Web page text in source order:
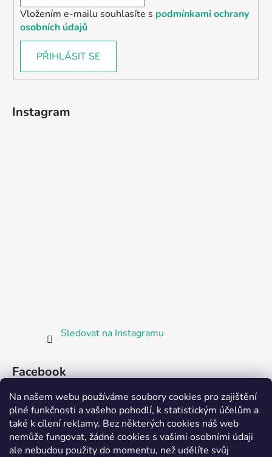
Na našem webu používáme soubory cookies pro zajištění
plné funkčnosti a vašeho pohodlí, k statistickým účelům a
také k cílení reklamy. Bez některých cookies náš web
nemůže fungovat, žádné cookies s vašimi osobními údaji
ale nebudou použity do momentu, než udělíte svůj
Vložením e-mailu souhlasíte s podmínkami ochrany
osobních údajů
PŘIHLÁSIT SE
Instagram
Sledovat na Instagramu
Facebook